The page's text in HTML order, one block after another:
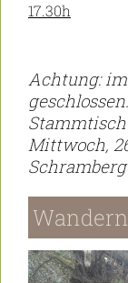
17.30h
Achtung:
Mittwoch,